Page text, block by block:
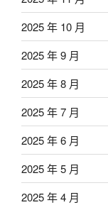
2025 年 10 月
2025 年 9 月
2025 年 8 月
2025 年 7 月
2025 年 6 月
2025 年 5 月
2025 年 4 月